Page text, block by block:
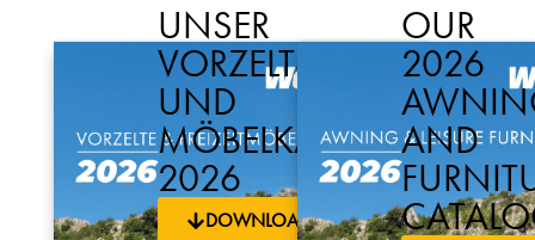
UNSER
VORZELT-
UND
MÖBELKATALOG
2026
DOWNLOAD
OUR
2026
AND